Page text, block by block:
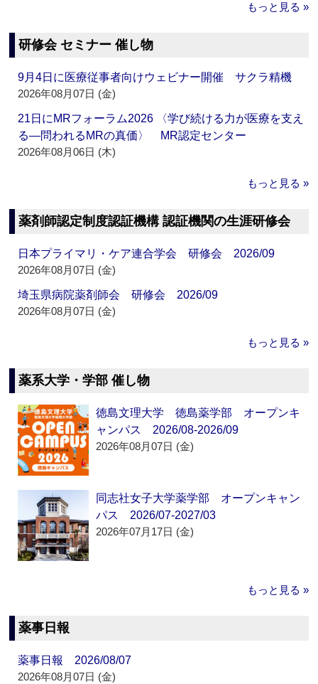
もっと見る »
研修会 セミナー 催し物
9月4日に医療従事者向けウェビナー開催 サクラ精機
2026年08月07日 (金)
21日にMRフォーラム2026 〈学び続ける力が医療を支え
る―問われるMRの真価〉 MR認定センター
2026年08月06日 (木)
もっと見る »
薬剤師認定制度認証機構 認証機関の生涯研修会
日本プライマリ・ケア連合学会 研修会 2026/09
2026年08月07日 (金)
埼玉県病院薬剤師会 研修会 2026/09
2026年08月07日 (金)
もっと見る »
薬系大学・学部 催し物
徳島文理大学 徳島薬学部 オープンキ
ャンパス 2026/08-2026/09
2026年08月07日 (金)
同志社女子大学薬学部 オープンキャン
パス 2026/07-2027/03
2026年07月17日 (金)
もっと見る »
薬事日報
薬事日報 2026/08/07
2026年08月07日 (金)